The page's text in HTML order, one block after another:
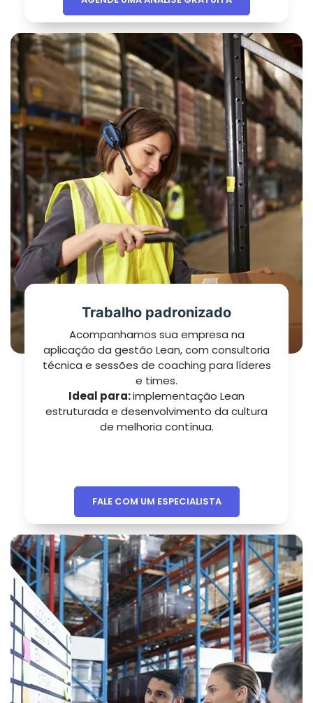
Trabalho padronizado
Acompanhamos sua empresa na
aplicação da gestão Lean, com consultoria
técnica e sessões de coaching para líderes
e times.
Ideal para:implementação Lean
estruturada e desenvolvimento da cultura
de melhoria contínua.
FALE COM UM ESPECIALISTA